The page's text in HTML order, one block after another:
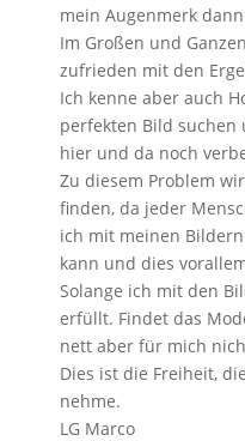
mein Augenmerk
Im Großen und
zufrieden mit den
Ich kenne aber auch
perfekten Bild suchen
hier und da noch
Zu diesem Problem
finden, da jeder
ich mit meinen
kann und dies
Solange ich mit den
erfüllt. Findet das
nett aber für mich
Dies ist die Freiheit,
nehme.
LG Marco